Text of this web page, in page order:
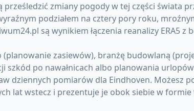
zmiany pogody w tej części świata
podziałem na cztery pory roku,
są wynikiem łączenia reanalizy ERA5
zasiewów), branżę budowlaną
po nawałnicach albo planowania
dziennych pomiarów dla Eindhoven. Możesz
lat wstecz i prezentuje je obok siebie w formie